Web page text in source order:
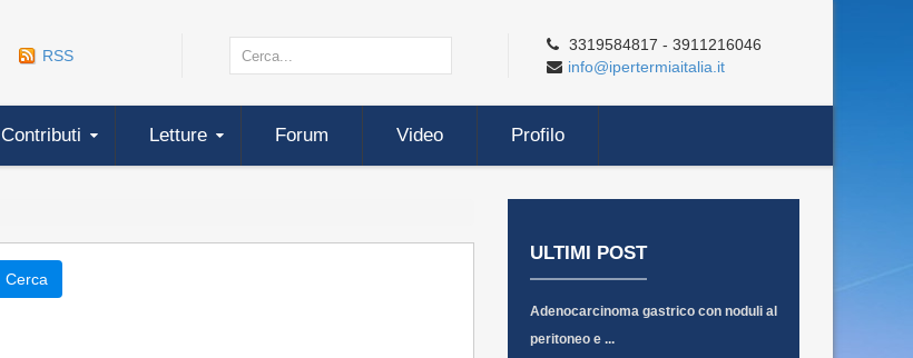
RSS
3319584817 - 3911216046
info@ipertermiaitalia.it
Contributi Letture Forum Video Profilo
Cerca
ULTIMI POST
Adenocarcinoma gastrico con noduli al
peritoneo e ...